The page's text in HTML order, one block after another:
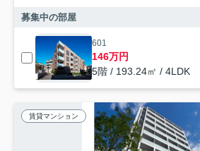
募集中の部屋
601
146万円
5階 / 193.24㎡ / 4LDK
賃貸マンション